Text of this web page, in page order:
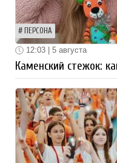
ПЕРСОНА
12:03 | 5 августа
Каменский стежок: